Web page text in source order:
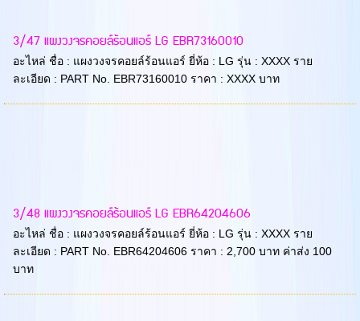
3/47 แผงวงจรคอยล์ร้อนแอร์ LG EBR73160010
อะไหล่ ชื่อ : แผงวงจรคอยล์ร้อนแอร์ ยี่ห้อ : LG รุ่น : XXXX ราย
ละเอียด : PART No. EBR73160010 ราคา : XXXX บาท
3/48 แผงวงจรคอยล์ร้อนแอร์ LG EBR64204606
อะไหล่ ชื่อ : แผงวงจรคอยล์ร้อนแอร์ ยี่ห้อ : LG รุ่น : XXXX ราย
ละเอียด : PART No. EBR64204606 ราคา : 2,700 บาท ค่าส่ง 100
บาท